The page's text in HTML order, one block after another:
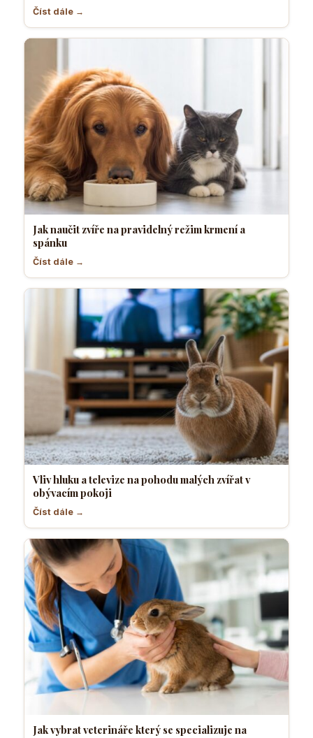
Číst dále →
Jak naučit zvíře na pravidelný režim krmení a
spánku
Číst dále →
Vliv hluku a televize na pohodu malých zvířat v
obývacím pokoji
Číst dále →
Jak vybrat veterináře který se specializuje na